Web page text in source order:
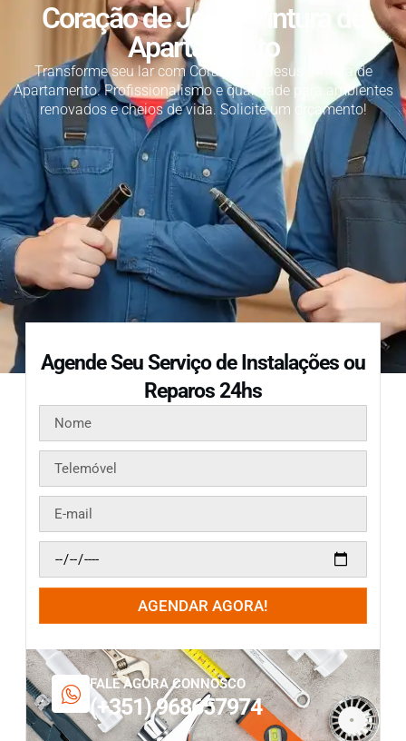
Coração de Jesus Pintura de
Apartamento
Transforme seu lar com Coração de Jesus Pintura de
Apartamento. Profissionalismo e qualidade para ambientes
renovados e cheios de vida. Solicite um orçamento!
Agende Seu Serviço de Instalações ou
Reparos 24hs
AGENDAR AGORA!
FALE AGORA CONNOSCO
(+351) 968657974